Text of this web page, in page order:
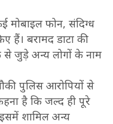
मोबाइल फोन, संदिग्ध
हैं। बरामद डाटा की
से जुड़े अन्य लोगों के नाम
पुलिस आरोपियों से
है कि जल्द ही पूरे
शामिल अन्य